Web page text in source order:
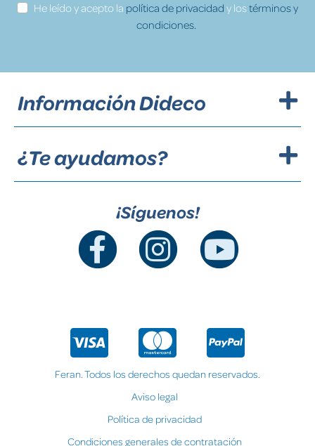
He leído y acepto la política de privacidad y lostérminos y
condiciones.
Información Dideco
¿Te ayudamos?
¡Síguenos!
Feran. Todos los derechos quedan reservados.
Aviso legal
Política de privacidad
Condiciones generales de contratación